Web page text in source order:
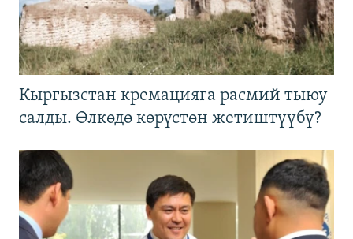
Кыргызстан кремацияга расмий тыюу
салды. Өлкөдө көрүстөн жетиштүүбү?